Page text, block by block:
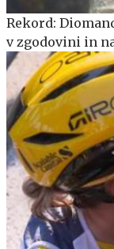
Rekord:
v zgodovini in